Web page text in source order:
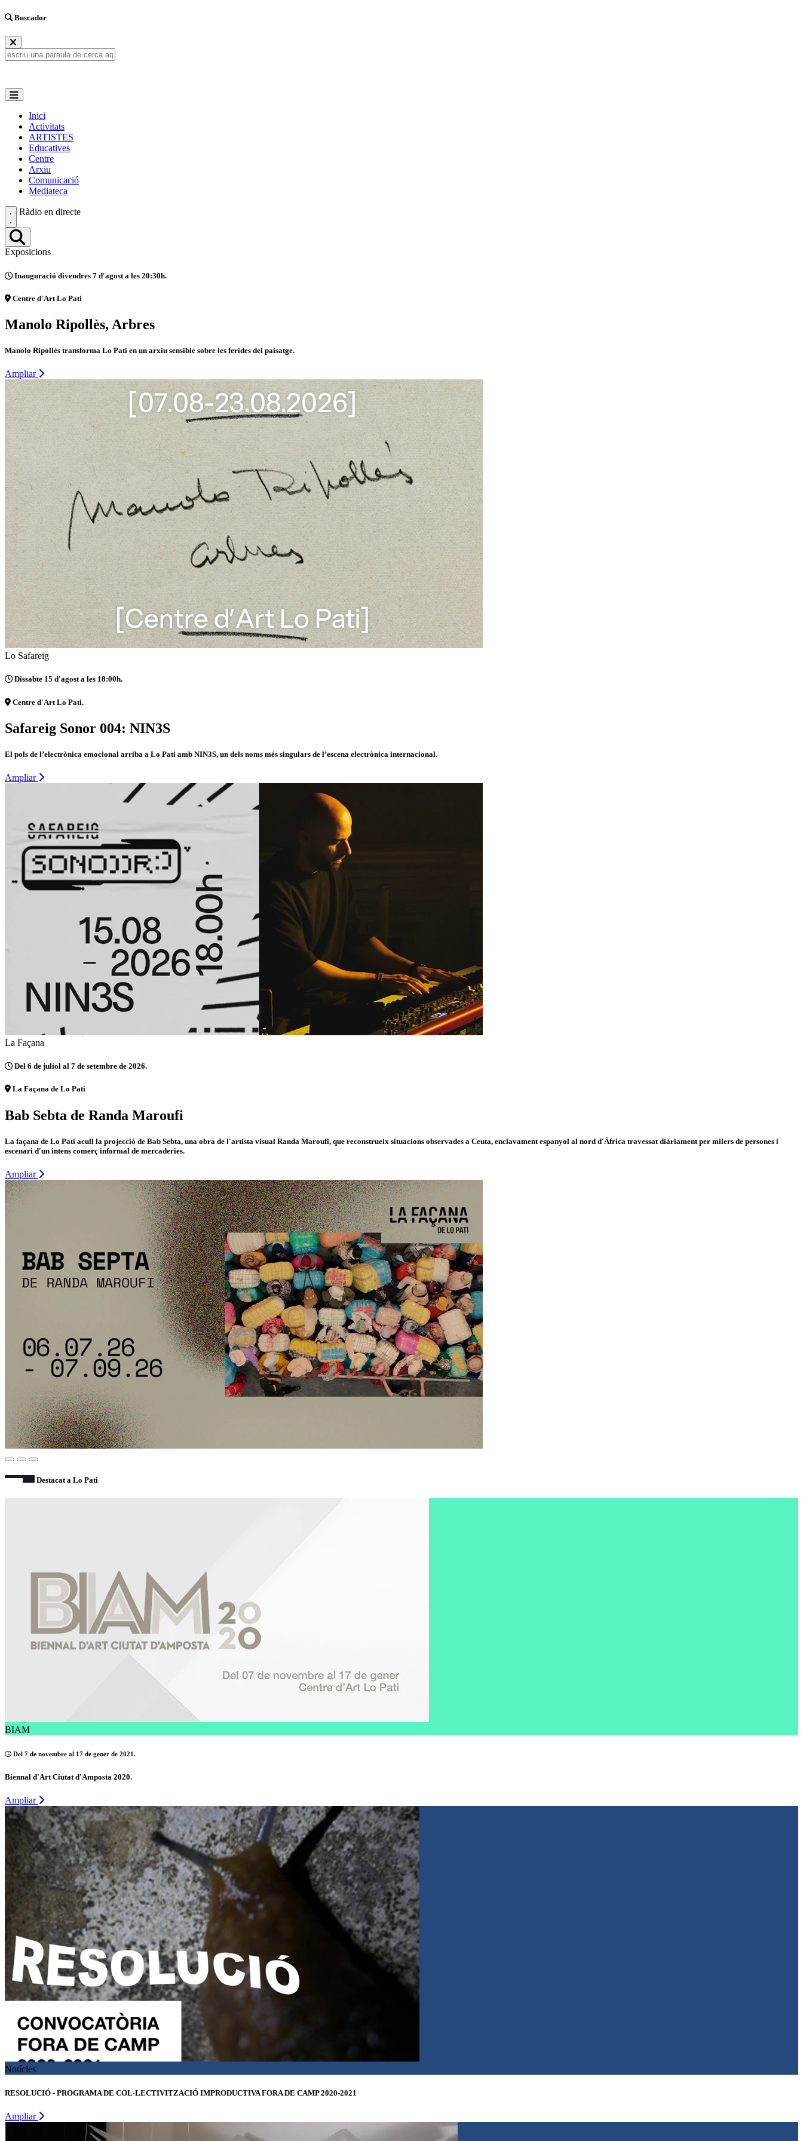
Buscador
Inici
Activitats
ARTISTES
Educatives
Centre
Arxiu
Comunicació
Mediateca
Ràdio en directe
Exposicions
Inauguració divendres 7 d'agost a les 20:30h.
Centre d'Art Lo Pati
Manolo Ripollès, Arbres
Manolo Ripollès transforma Lo Pati en un arxiu sensible sobre les ferides del paisatge.
Ampliar
Lo Safareig
Dissabte 15 d'agost a les 18:00h.
Centre d'Art Lo Pati.
Safareig Sonor 004: NIN3S
El pols de l’electrònica emocional arriba a Lo Pati amb NIN3S, un dels noms més singulars de l’escena electrònica internacional.
Ampliar
La Façana
Del 6 de juliol al 7 de setembre de 2026.
La Façana de Lo Pati
Bab Sebta de Randa Maroufi
La façana de Lo Pati acull la projecció de Bab Sebta, una obra de l'artista visual Randa Maroufi, que reconstrueix situacions observades a Ceuta, enclavament espanyol al nord d'Àfrica travessat diàriament per milers de persones i
escenari d'un intens comerç informal de mercaderies.
Ampliar
Destacat a Lo Pati
BIAM
Del 7 de novembre al 17 de gener de 2021.
Biennal d'Art Ciutat d'Amposta 2020.
Ampliar
Notícies
RESOLUCIÓ - PROGRAMA DE COL·LECTIVITZACIÓ IMPRODUCTIVA FORA DE CAMP 2020-2021
Ampliar